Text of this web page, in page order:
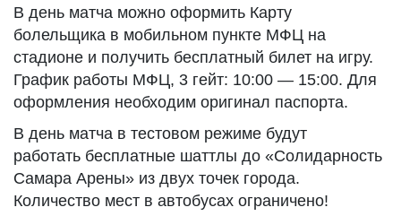
В день матча можно оформить Карту
болельщика в мобильном пункте МФЦ на
стадионе и получить бесплатный билет на игру.
График работы МФЦ, 3 гейт: 10:00 — 15:00. Для
оформления необходим оригинал паспорта.
В день матча в тестовом режиме будут
работать бесплатные шаттлы до «Солидарность
Самара Арены» из двух точек города.
Количество мест в автобусах ограничено!